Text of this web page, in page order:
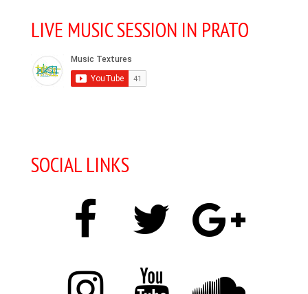
LIVE MUSIC SESSION IN PRATO
SOCIAL LINKS